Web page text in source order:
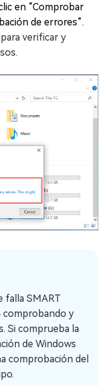
en “Comprobar
de errores”.
verificar y
falla SMART
comprobando y
Si comprueba la
de Windows
comprobación del